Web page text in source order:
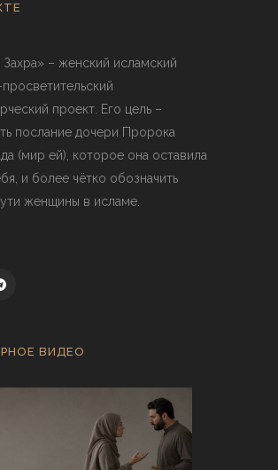
– женский исламский
проект. Его цель –
послание дочери Пророка
(мир ей), которое она оставила
и более чётко обозначить
женщины в исламе.
ВИДЕО